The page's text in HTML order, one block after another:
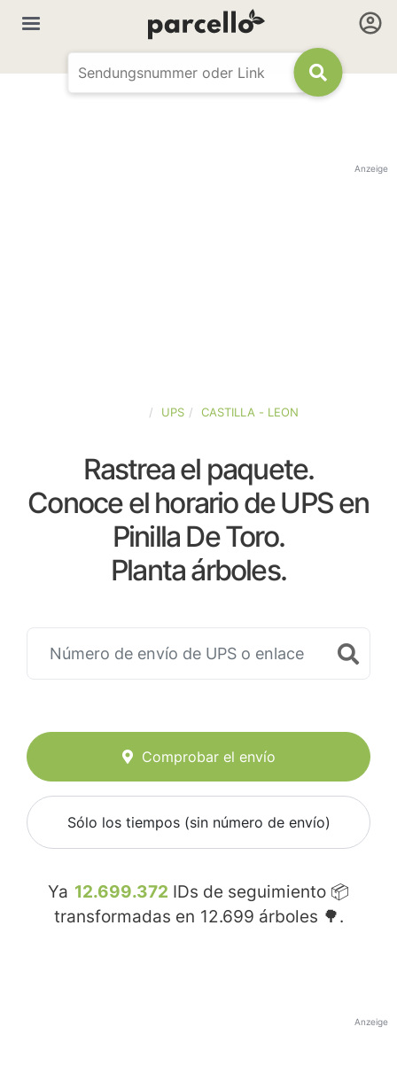
Anzeige
UPS CASTILLA - LEON
Rastrea el paquete.
Conoce el horario de UPS en
Pinilla De Toro.
Planta árboles.
Comprobar el envío
Sólo los tiempos (sin número de envío)
Ya 12.699.372 IDs de seguimiento 📦
transformadas en 12.699 árboles 🌳.
Anzeige